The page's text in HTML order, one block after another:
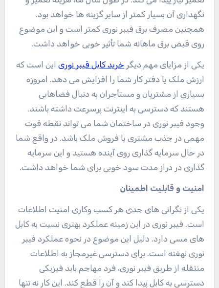
نگهداری آن بسیار کمتر از سایر گزینه ها خواهد بود.
همچنین مصرف برق فیبر نوری کمتر است و این موضوع
روی قبض برق ماهانه شما تأثیر خوبی خواهد داشت.
یکی از مزایای مهم دیگر خرید کابل قیبر نوریاین است که
ارزش ملک یا دفتر کار شما را افزایش می دهد. امروزه
بسیاری از مشتریان و مستأجران به دنبال فضاهایی
هستند که دسترسی به اینترنت پرسرعت داشته باشند.
وجود فیبر نوری در ساختمان شما می تواند نقطه قوت
مهمی در جذب مشتری یا فروش ملک باشد. در واقع شما
در حال سرمایه گذاری روی آینده هستید و این سرمایه
گذاری در دراز مدت سود خوبی برای شما خواهد داشت.
امنیت و قابلیت اطمینان
یکی از نگرانی های جدی هر کسب وکاری امنیت اطلاعات
است. فیبر نوری در این زمینه عملکرد بهتری نسبت به کابل
های مسی دارد. دلیل این موضوع در نحوه عملکرد فیبر
نوری نهفته است. برای دسترسی غیرمجاز به اطلاعات
منتقله از طریق فیبر نوری، فرد مهاجم باید فیزیکی
دسترسی به کابل پیدا کند و آن را قطع کند. این کار نه تنها